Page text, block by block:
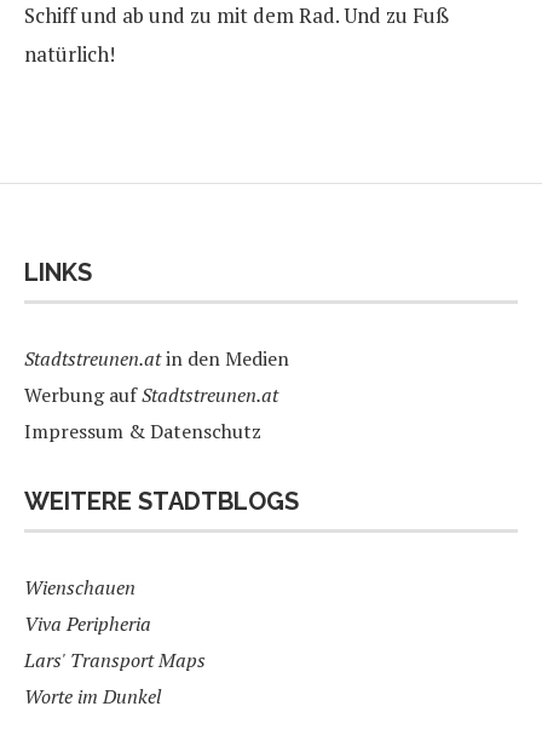
Schiff und ab und zu mit dem Rad. Und zu Fuß
natürlich!
LINKS
Stadtstreunen.atin den Medien
Werbung aufStadtstreunen.at
Impressum & Datenschutz
WEITERE STADTBLOGS
Wienschauen
Viva Peripheria
Lars' Transport Maps
Worte im Dunkel